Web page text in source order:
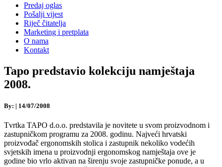
Predaj oglas
Pošalji vijest
Riječ čitatelja
Marketing i pretplata
O nama
Kontakt
Tapo predstavio kolekciju namještaja
2008.
By: | 14/07/2008
Tvrtka TAPO d.o.o. predstavila je novitete u svom proizvodnom i
zastupničkom programu za 2008. godinu. Najveći hrvatski
proizvođač ergonomskih stolica i zastupnik nekoliko vodećih
svjetskih imena u proizvodnji ergonomskog namještaja ove je
godine bio vrlo aktivan na širenju svoje zastupničke ponude, a u